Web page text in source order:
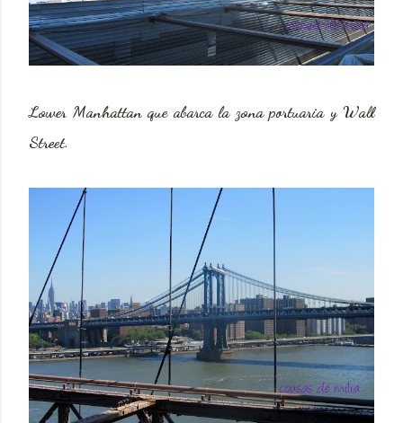
Lower Manhattanque abarca la zona portuaria y Wall
Street.